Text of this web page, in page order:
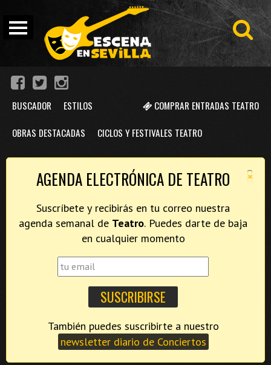
COMPRAR ENTRADAS TEATRO
BUSCADOR ESTILOS
OBRAS DESTACADAS CICLOS Y FESTIVALES TEATRO
×
AGENDA ELECTRÓNICA DE TEATRO
Suscríbete y recibirás en tu correo nuestra
agenda semanal de Teatro. Puedes darte de baja
en cualquier momento
newsletter diario de Conciertos